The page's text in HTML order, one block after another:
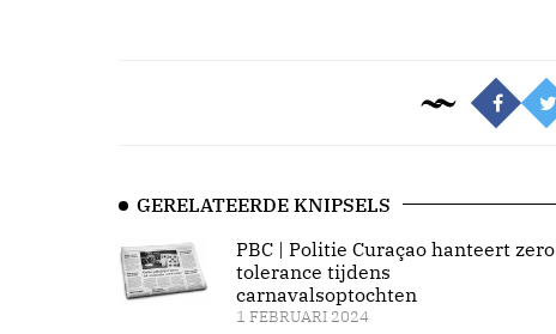
GERELATEERDE KNIPSELS
PBC | Politie Curaçao hanteert zero
tolerance tijdens
carnavalsoptochten
1 FEBRUARI 2024